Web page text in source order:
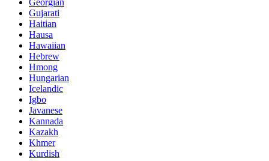
Gujarati
Haitian
Hausa
Hawaiian
Hebrew
Hmong
Hungarian
Icelandic
Igbo
Javanese
Kannada
Kazakh
Khmer
Kurdish